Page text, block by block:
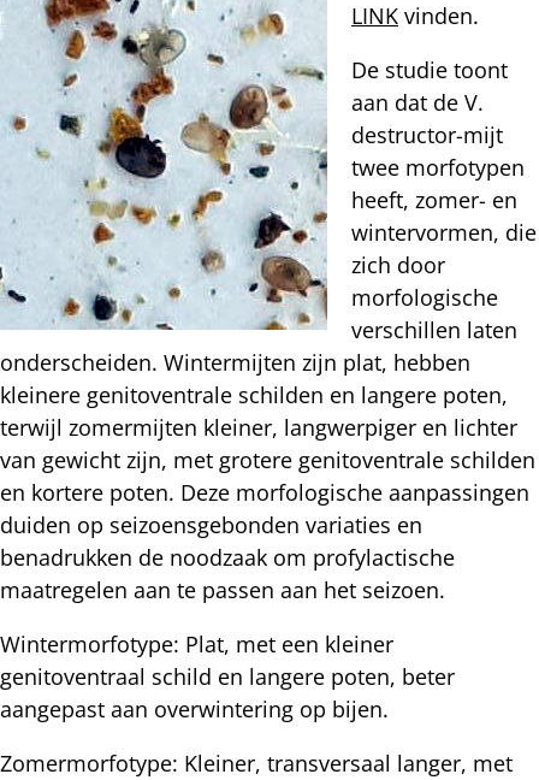
LINK vinden.
De studie toont
aan dat de V.
destructor-mijt
twee morfotypen
heeft, zomer- en
wintervormen, die
zich door
morfologische
verschillen laten
onderscheiden. Wintermijten zijn plat, hebben
kleinere genitoventrale schilden en langere poten,
terwijl zomermijten kleiner, langwerpiger en lichter
van gewicht zijn, met grotere genitoventrale schilden
en kortere poten. Deze morfologische aanpassingen
duiden op seizoensgebonden variaties en
benadrukken de noodzaak om profylactische
maatregelen aan te passen aan het seizoen.
Wintermorfotype: Plat, met een kleiner
genitoventraal schild en langere poten, beter
aangepast aan overwintering op bijen.
Zomermorfotype: Kleiner, transversaal langer, met